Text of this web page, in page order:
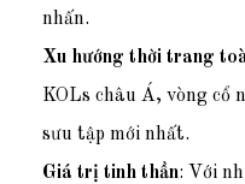
nhấn.
Xu hướng thời trang
KOLs châu Á, vòng cổ
sưu tập mới nhất.
Giá trị tinh thần: Với